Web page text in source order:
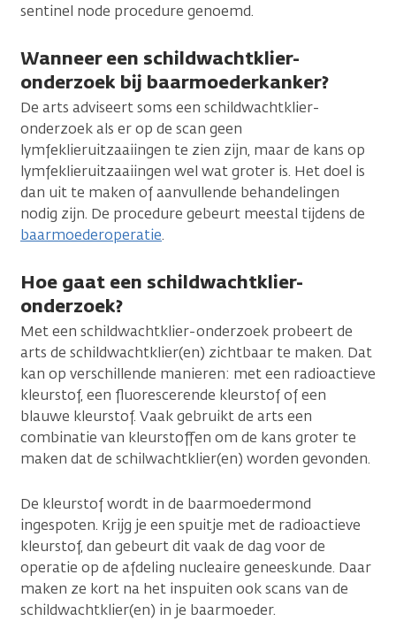
sentinel node procedure genoemd.
Wanneer een schildwachtklier-
onderzoek bij baarmoederkanker?
De arts adviseert soms een schildwachtklier-
onderzoek als er op de scan geen
lymfeklieruitzaaiingen te zien zijn, maar de kans op
lymfeklieruitzaaiingen wel wat groter is. Het doel is
dan uit te maken of aanvullende behandelingen
nodig zijn. De procedure gebeurt meestal tijdens de
baarmoederoperatie.
Hoe gaat een schildwachtklier-
onderzoek?
Met een schildwachtklier-onderzoek probeert de
arts de schildwachtklier(en) zichtbaar te maken. Dat
kan op verschillende manieren: met een radioactieve
kleurstof, een fluorescerende kleurstof of een
blauwe kleurstof. Vaak gebruikt de arts een
combinatie van kleurstoffen om de kans groter te
maken dat de schilwachtklier(en) worden gevonden.
De kleurstof wordt in de baarmoedermond
ingespoten. Krijg je een spuitje met de radioactieve
kleurstof, dan gebeurt dit vaak de dag voor de
operatie op de afdeling nucleaire geneeskunde. Daar
maken ze kort na het inspuiten ook scans van de
schildwachtklier(en) in je baarmoeder.